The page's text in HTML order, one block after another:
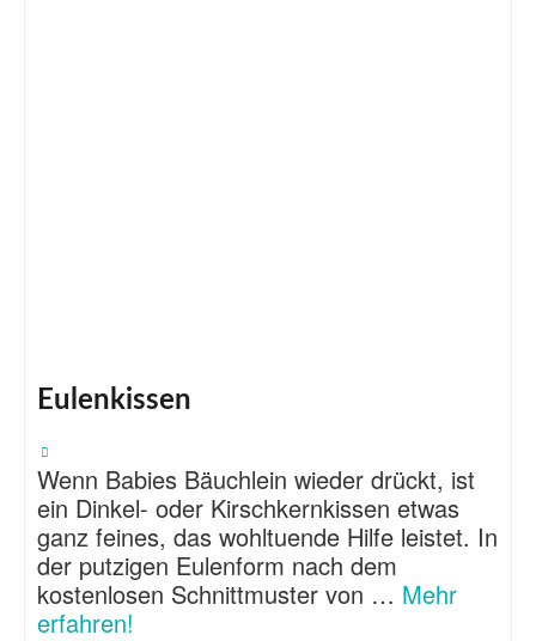
Eulenkissen
Wenn Babies Bäuchlein wieder drückt, ist
ein Dinkel- oder Kirschkernkissen etwas
ganz feines, das wohltuende Hilfe leistet. In
der putzigen Eulenform nach dem
kostenlosen Schnittmuster von … Mehr
erfahren!